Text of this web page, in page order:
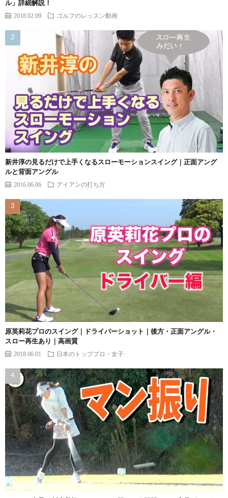
ル」詳細解説！
2018.02.09 ゴルフのレッスン動画
新井淳の見るだけで上手くなるスローモーションスイング｜正面アング
ルと背面アングル
2016.06.06 アイアンの打ち方
原英莉花プロのスイング｜ドライバーショット｜後方・正面アングル・
スロー再生あり｜高画質
2018.06.01 日本のトッププロ・女子